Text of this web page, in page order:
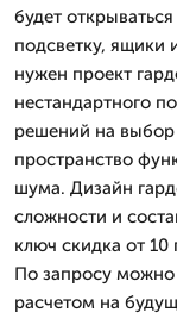
будет
подсветку, ящики
нужен проект
нестандартного
решений на выбор
пространство
шума. Дизайн
сложности и
ключ скидка от 10
По запросу можно
расчетом на